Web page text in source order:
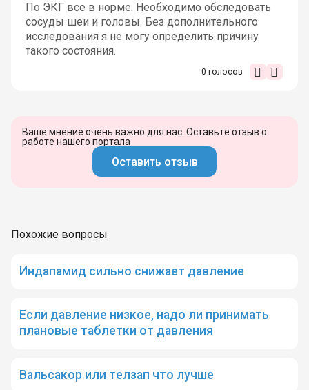
По ЭКГ все в норме. Необходимо обследовать
сосуды шеи и головы. Без дополнительного
исследования я не могу определить причину
такого состояния.
0 голосов
Ваше мнение очень важно для нас. Оставьте отзыв о
работе нашего портала
Оставить отзыв
Похожие вопросы
Индапамид сильно снижает давление
Если давление низкое, надо ли принимать
плановые таблетки от давления
Вальсакор или телзап что лучше